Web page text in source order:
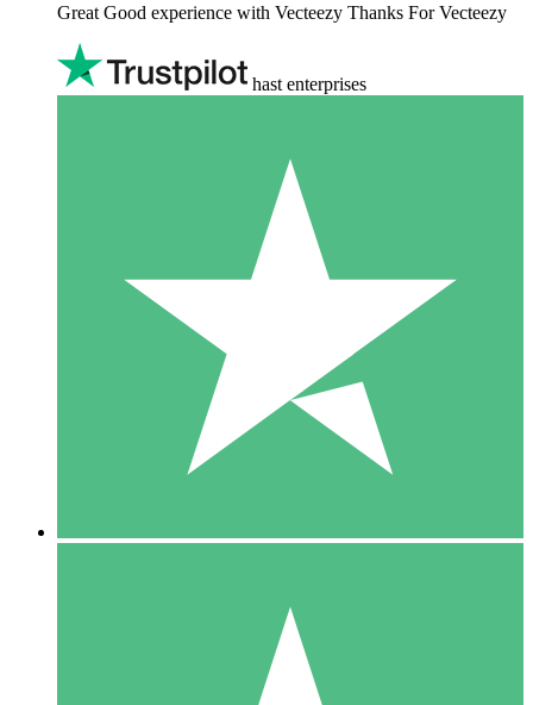
Great Good experience with Vecteezy Thanks For Vecteezy
hast enterprises